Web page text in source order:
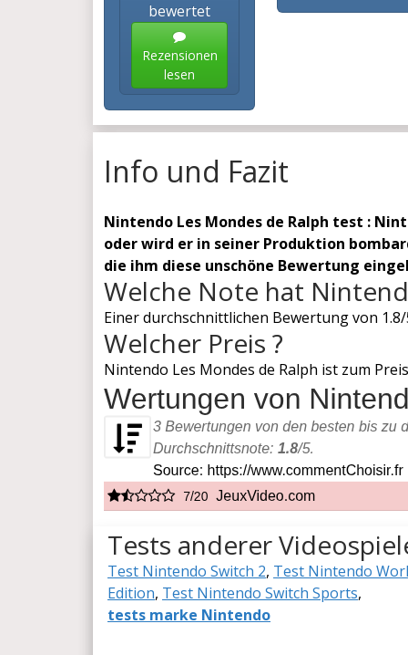
bewertet
Rezensionen
lesen
Info und Fazit
Nintendo Les Mondes de Ralph test :
oder wird er in seiner Produktion
die ihm diese unschöne Bewertung
Welche Note hat
Einer durchschnittlichen Bewertung von
Welcher Preis ?
Nintendo Les Mondes de Ralph ist zum
Tests anderer
Test Nintendo Switch 2, Test Nintendo
Edition, Test Nintendo Switch Sports,
tests marke Nintendo